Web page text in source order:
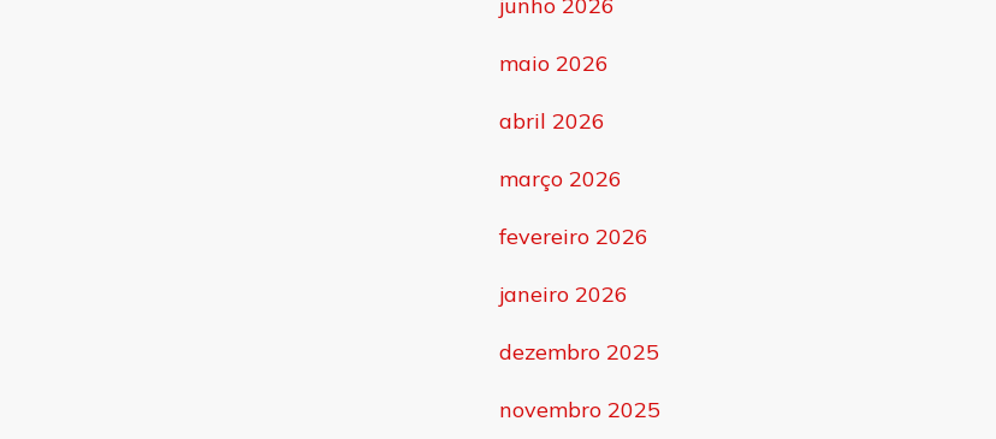
maio 2026
abril 2026
março 2026
fevereiro 2026
janeiro 2026
dezembro 2025
novembro 2025